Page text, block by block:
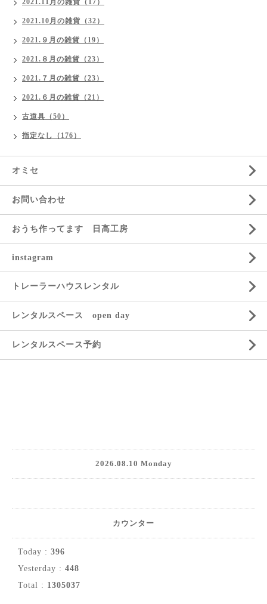
2021.11月の雑貨（17）
2021.10月の雑貨（32）
2021.９月の雑貨（19）
2021.８月の雑貨（23）
2021.７月の雑貨（23）
2021.６月の雑貨（21）
古道具（50）
指定なし（176）
オミセ
お問い合わせ
おうち作ってます 日高工房
instagram
トレーラーハウスレンタル
レンタルスペース open day
レンタルスペース予約
2026.08.10 Monday
カウンター
Today : 396
Yesterday : 448
Total : 1305037